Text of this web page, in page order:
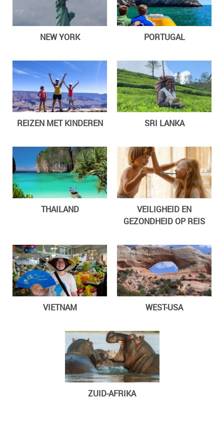
NEW YORK PORTUGAL
REIZEN MET KINDEREN SRI LANKA
THAILAND
VEILIGHEID EN
GEZONDHEID OP REIS
VIETNAM WEST-USA
ZUID-AFRIKA